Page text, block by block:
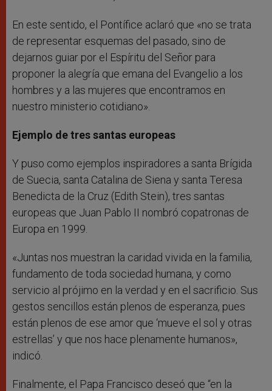
En este sentido, el Pontífice aclaró que «no se trata
de representar esquemas del pasado, sino de
dejarnos guiar por el Espíritu del Señor para
proponer la alegría que emana del Evangelio a los
hombres y a las mujeres que encontramos en
nuestro ministerio cotidiano».
Ejemplo de tres santas europeas
Y puso como ejemplos inspiradores a santa Brígida
de Suecia, santa Catalina de Siena y santa Teresa
Benedicta de la Cruz (Edith Stein), tres santas
europeas que Juan Pablo II nombró copatronas de
Europa en 1999.
«Juntas nos muestran la caridad vivida en la familia,
fundamento de toda sociedad humana, y como
servicio al prójimo en la verdad y en el sacrificio. Sus
gestos sencillos están plenos de esperanza, pues
están plenos de ese amor que ‘mueve el sol y otras
estrellas’ y que nos hace plenamente humanos»,
indicó.
Finalmente, el Papa Francisco deseó que “en la